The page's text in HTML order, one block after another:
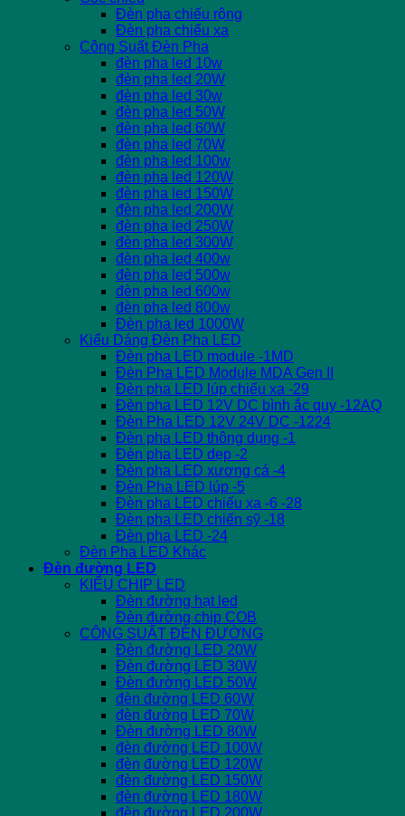
Đèn pha chiếu rộng
Đèn pha chiếu xa
Công Suất Đèn Pha
đèn pha led 10w
đèn pha led 20W
đèn pha led 30w
đèn pha led 50W
đèn pha led 60W
đèn pha led 70W
đèn pha led 100w
đèn pha led 120W
đèn pha led 150W
đèn pha led 200W
đèn pha led 250W
đèn pha led 300W
đèn pha led 400w
đèn pha led 500w
đèn pha led 600w
đèn pha led 800w
Đèn pha led 1000W
Kiểu Dáng Đèn Pha LED
Đèn pha LED module -1MD
Đèn Pha LED Module MDA Gen II
Đèn pha LED lúp chiếu xa -29
Đèn pha LED 12V DC bình ắc quy -12AQ
Đèn Pha LED 12V 24V DC -1224
Đèn pha LED thông dụng -1
Đèn pha LED dẹp -2
Đèn pha LED xương cá -4
Đèn Pha LED lúp -5
Đèn pha LED chiếu xa -6 -28
Đèn pha LED chiến sỹ -18
Đèn pha LED -24
Đèn Pha LED Khác
Đèn đường LED
KIỂU CHIP LED
Đèn đường hạt led
Đèn đường chip COB
CÔNG SUẤT ĐÈN ĐƯỜNG
Đèn đường LED 20W
Đèn đường LED 30W
Đèn đường LED 50W
đèn đường LED 60W
đèn đường LED 70W
Đèn đường LED 80W
đèn đường LED 100W
đèn đường LED 120W
đèn đường LED 150W
đèn đường LED 180W
đèn đường LED 200W